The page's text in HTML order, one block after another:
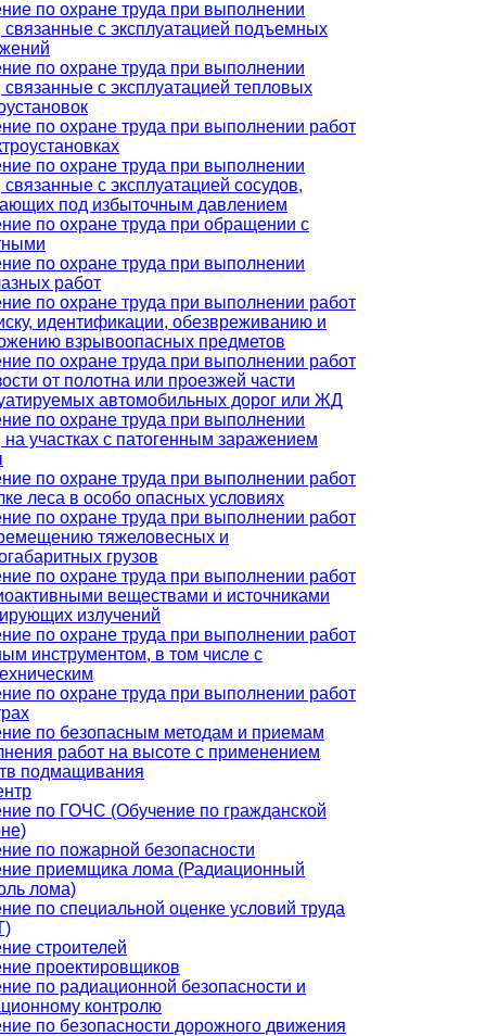
по охране труда при выполнении
связанные с эксплуатацией подъемных
по охране труда при выполнении
связанные с эксплуатацией тепловых
по охране труда при выполнении работ
по охране труда при выполнении
связанные с эксплуатацией сосудов,
под избыточным давлением
по охране труда при обращении с
по охране труда при выполнении
работ
по охране труда при выполнении работ
идентификации, обезвреживанию и
взрывоопасных предметов
по охране труда при выполнении работ
от полотна или проезжей части
автомобильных дорог или ЖД
по охране труда при выполнении
на участках с патогенным заражением
по охране труда при выполнении работ
леса в особо опасных условиях
по охране труда при выполнении работ
тяжеловесных и
грузов
по охране труда при выполнении работ
веществами и источниками
излучений
по охране труда при выполнении работ
инструментом, в том числе с
по охране труда при выполнении работ
по безопасным методам и приемам
работ на высоте с применением
подмащивания
по ГОЧС (Обучение по гражданской
по пожарной безопасности
приемщика лома (Радиационный
лома)
по специальной оценке условий труда
строителей
проектировщиков
по радиационной безопасности и
контролю
по безопасности дорожного движения